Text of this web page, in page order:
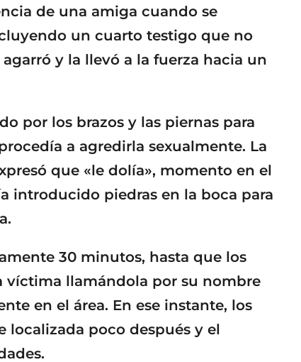
de una amiga cuando se
un cuarto testigo que no
y la llevó a la fuerza hacia un
por los brazos y las piernas para
a agredirla sexualmente. La
que «le dolía», momento en el
introducido piedras en la boca para
30 minutos, hasta que los
víctima llamándola por su nombre
en el área. En ese instante, los
localizada poco después y el